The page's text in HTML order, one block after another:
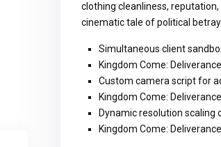
clothing cleanliness,
cinematic tale of political
Simultaneous client
Kingdom Come:
Custom camera script for
Kingdom Come:
Dynamic resolution scaling
Kingdom Come: